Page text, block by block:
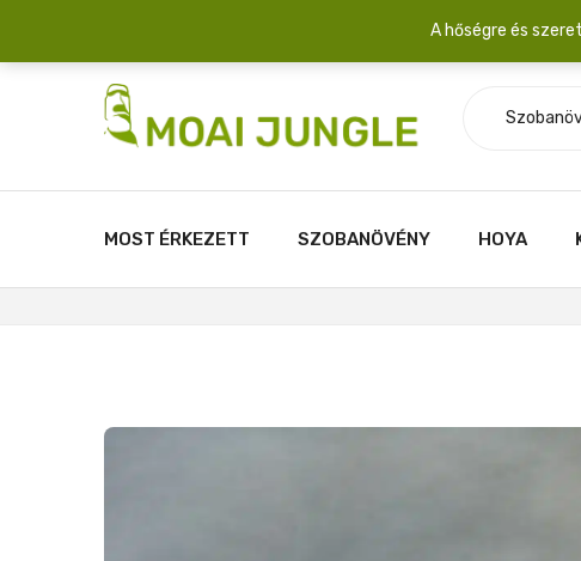
Szállítási díj: 2.200 Ft/csomag átlagosan 3-5 növény fér egy
MOST ÉRKEZETT SZOBANÖVÉNY HOYA
A hőségre és